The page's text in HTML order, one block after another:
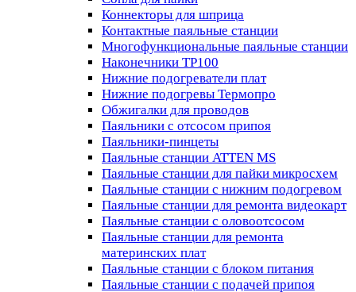
Коннекторы для шприца
Контактные паяльные станции
Многофункциональные паяльные станции
Наконечники TP100
Нижние подогреватели плат
Нижние подогревы Термопро
Обжигалки для проводов
Паяльники с отсосом припоя
Паяльники-пинцеты
Паяльные станции ATTEN MS
Паяльные станции для пайки микросхем
Паяльные станции с нижним подогревом
Паяльные станции для ремонта видеокарт
Паяльные станции с оловоотсосом
Паяльные станции для ремонта
материнских плат
Паяльные станции с блоком питания
Паяльные станции с подачей припоя